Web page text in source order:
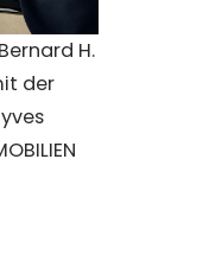
H.
der